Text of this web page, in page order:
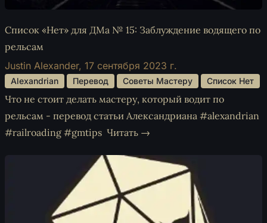
Список «Нет» для ДМа № 15: Заблуждение водящего по
рельсам
Justin Alexander, 17 сентября 2023 г.
Alexandrian Перевод Советы Мастеру Список Нет
Что не стоит делать мастеру, который водит по
рельсам - перевод статьи Александриана #alexandrian
#railroading #gmtips Читать →